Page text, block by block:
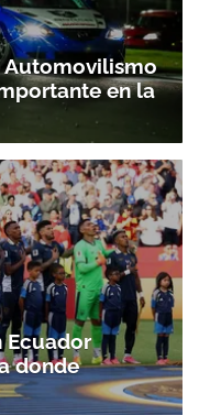
Automovilismo
en la
Ecuador
donde